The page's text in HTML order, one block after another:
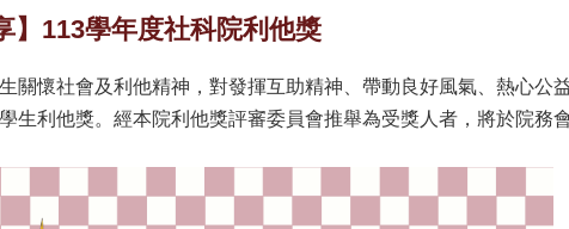
】113學年度社科院利他獎
關懷社會及利他精神，對發揮互助精神、帶動良好風氣、熱心公
生利他獎。經本院利他獎評審委員會推舉為受獎人者，將於院務